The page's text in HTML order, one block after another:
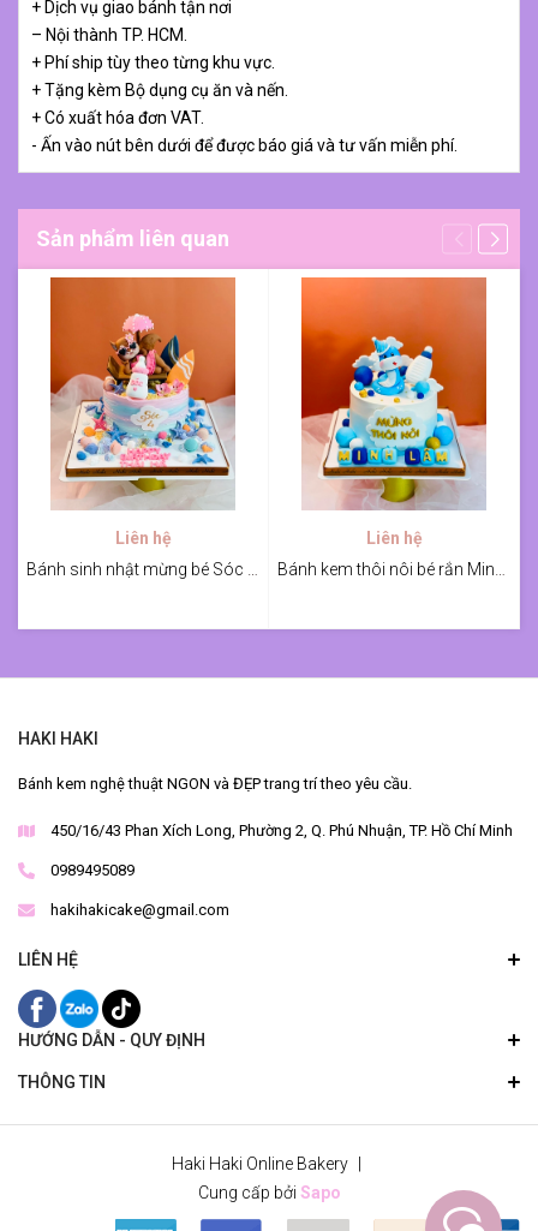
+ Dịch vụ giao bánh tận nơi
– Nội thành TP. HCM.
+ Phí ship tùy theo từng khu vực.
+ Tặng kèm Bộ dụng cụ ăn và nến.
+ Có xuất hóa đơn VAT.
- Ấn vào nút bên dưới để được báo giá và tư vấn miễn phí.
Sản phẩm liên quan
Liên hệ
Liên hệ
HAKI HAKI
Bánh kem nghệ thuật NGON và ĐẸP trang trí theo yêu cầu.
450/16/43 Phan Xích Long, Phường 2, Q. Phú Nhuận, TP. Hồ Chí Minh
0989495089
hakihakicake@gmail.com
LIÊN HỆ
HƯỚNG DẪN - QUY ĐỊNH
THÔNG TIN
Haki Haki Online Bakery
Cung cấp bởi Sapo